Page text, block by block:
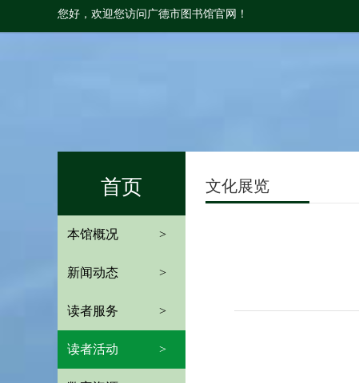
您好，欢迎您访问广德市图书馆官网！
首页
本馆概况 >
新闻动态 >
读者服务 >
读者活动 >
文化展览